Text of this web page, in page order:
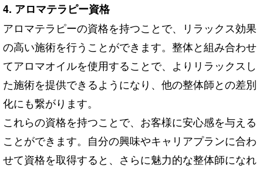
4. アロマテラピー資格
アロマテラピーの資格を持つことで、リラックス効果
の高い施術を行うことができます。整体と組み合わせ
てアロマオイルを使用することで、よりリラックスし
た施術を提供できるようになり、他の整体師との差別
化にも繋がります。
これらの資格を持つことで、お客様に安心感を与える
ことができます。自分の興味やキャリアプランに合わ
せて資格を取得すると、さらに魅力的な整体師になれ